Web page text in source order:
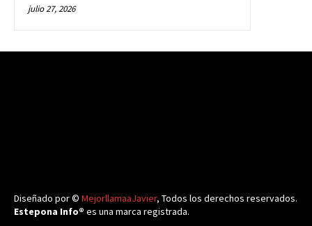
julio 27, 2026
Diseñado por © MejorllamaaJavier, Todos los derechos reservados.
Estepona Info® es una marca registrada.